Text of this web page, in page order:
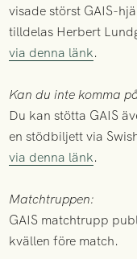
visade störst GAIS-
tilldelas Herbert
via denna länk.
Kan du inte komma
Du kan stötta GAIS
en stödbiljett via
via denna länk.
Matchtruppen:
GAIS matchtrupp
kvällen före match.